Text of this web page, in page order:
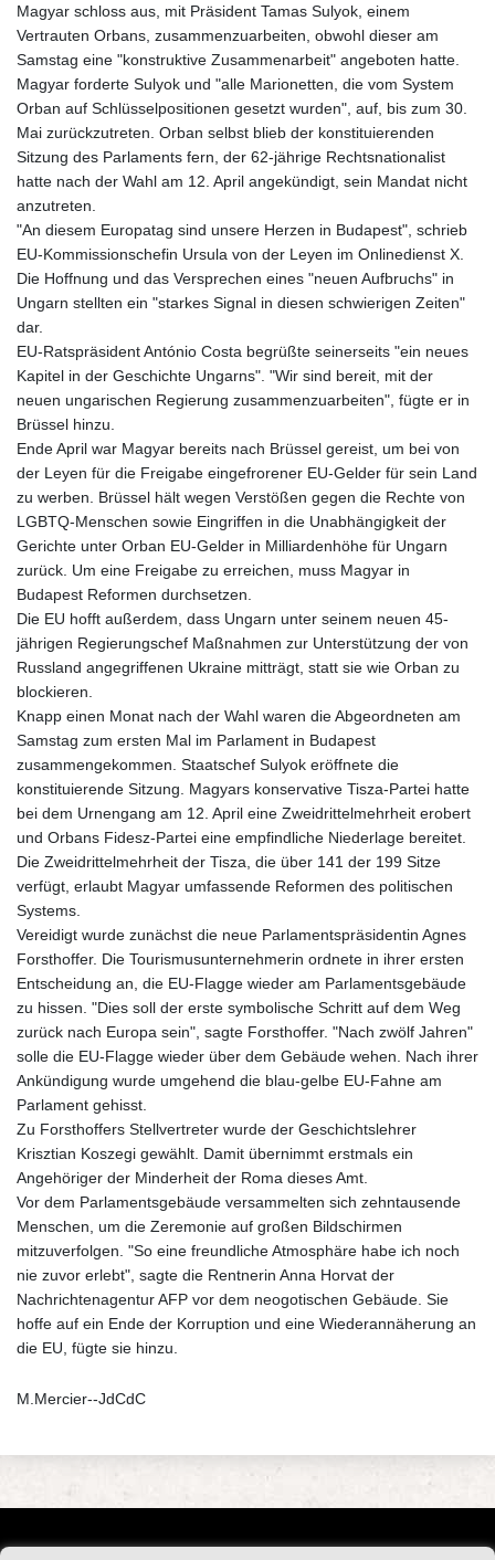
Magyar schloss aus, mit Präsident Tamas Sulyok, einem
Vertrauten Orbans, zusammenzuarbeiten, obwohl dieser am
Samstag eine "konstruktive Zusammenarbeit" angeboten hatte.
Magyar forderte Sulyok und "alle Marionetten, die vom System
Orban auf Schlüsselpositionen gesetzt wurden", auf, bis zum 30.
Mai zurückzutreten. Orban selbst blieb der konstituierenden
Sitzung des Parlaments fern, der 62-jährige Rechtsnationalist
hatte nach der Wahl am 12. April angekündigt, sein Mandat nicht
anzutreten.
"An diesem Europatag sind unsere Herzen in Budapest", schrieb
EU-Kommissionschefin Ursula von der Leyen im Onlinedienst X.
Die Hoffnung und das Versprechen eines "neuen Aufbruchs" in
Ungarn stellten ein "starkes Signal in diesen schwierigen Zeiten"
dar.
EU-Ratspräsident António Costa begrüßte seinerseits "ein neues
Kapitel in der Geschichte Ungarns". "Wir sind bereit, mit der
neuen ungarischen Regierung zusammenzuarbeiten", fügte er in
Brüssel hinzu.
Ende April war Magyar bereits nach Brüssel gereist, um bei von
der Leyen für die Freigabe eingefrorener EU-Gelder für sein Land
zu werben. Brüssel hält wegen Verstößen gegen die Rechte von
LGBTQ-Menschen sowie Eingriffen in die Unabhängigkeit der
Gerichte unter Orban EU-Gelder in Milliardenhöhe für Ungarn
zurück. Um eine Freigabe zu erreichen, muss Magyar in
Budapest Reformen durchsetzen.
Die EU hofft außerdem, dass Ungarn unter seinem neuen 45-
jährigen Regierungschef Maßnahmen zur Unterstützung der von
Russland angegriffenen Ukraine mitträgt, statt sie wie Orban zu
blockieren.
Knapp einen Monat nach der Wahl waren die Abgeordneten am
Samstag zum ersten Mal im Parlament in Budapest
zusammengekommen. Staatschef Sulyok eröffnete die
konstituierende Sitzung. Magyars konservative Tisza-Partei hatte
bei dem Urnengang am 12. April eine Zweidrittelmehrheit erobert
und Orbans Fidesz-Partei eine empfindliche Niederlage bereitet.
Die Zweidrittelmehrheit der Tisza, die über 141 der 199 Sitze
verfügt, erlaubt Magyar umfassende Reformen des politischen
Systems.
Vereidigt wurde zunächst die neue Parlamentspräsidentin Agnes
Forsthoffer. Die Tourismusunternehmerin ordnete in ihrer ersten
Entscheidung an, die EU-Flagge wieder am Parlamentsgebäude
zu hissen. "Dies soll der erste symbolische Schritt auf dem Weg
zurück nach Europa sein", sagte Forsthoffer. "Nach zwölf Jahren"
solle die EU-Flagge wieder über dem Gebäude wehen. Nach ihrer
Ankündigung wurde umgehend die blau-gelbe EU-Fahne am
Parlament gehisst.
Zu Forsthoffers Stellvertreter wurde der Geschichtslehrer
Krisztian Koszegi gewählt. Damit übernimmt erstmals ein
Angehöriger der Minderheit der Roma dieses Amt.
Vor dem Parlamentsgebäude versammelten sich zehntausende
Menschen, um die Zeremonie auf großen Bildschirmen
mitzuverfolgen. "So eine freundliche Atmosphäre habe ich noch
nie zuvor erlebt", sagte die Rentnerin Anna Horvat der
Nachrichtenagentur AFP vor dem neogotischen Gebäude. Sie
hoffe auf ein Ende der Korruption und eine Wiederannäherung an
die EU, fügte sie hinzu.
M.Mercier--JdCdC